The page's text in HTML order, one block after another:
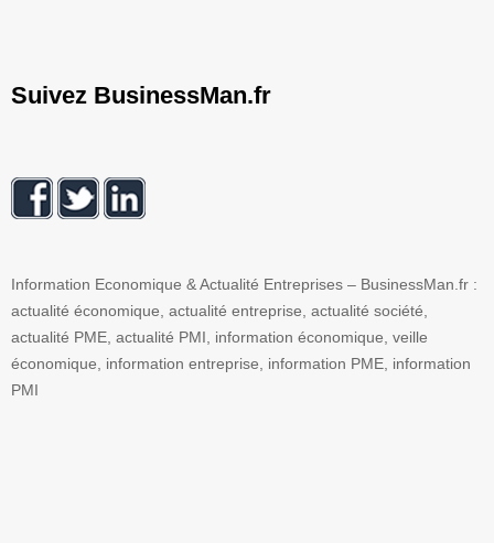
Suivez BusinessMan.fr
Information Economique & Actualité Entreprises – BusinessMan.fr :
actualité économique, actualité entreprise, actualité société,
actualité PME, actualité PMI, information économique, veille
économique, information entreprise, information PME, information
PMI